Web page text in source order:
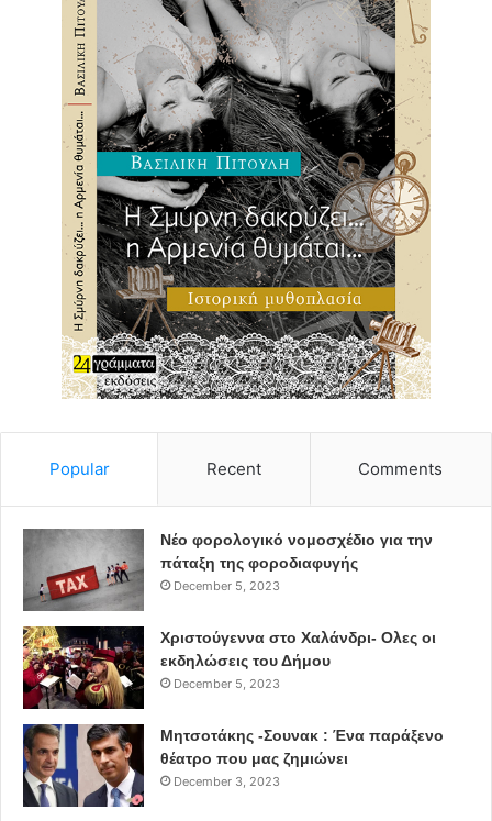
Popular Recent Comments
Νέο φορολογικό νομοσχέδιο για την
πάταξη της φοροδιαφυγής
December 5, 2023
Χριστούγεννα στο Χαλάνδρι- Ολες οι
εκδηλώσεις του Δήμου
December 5, 2023
Μητσοτάκης -Σουνακ : Ένα παράξενο
θέατρο που μας ζημιώνει
December 3, 2023